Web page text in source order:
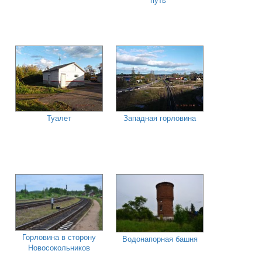
Туалет Западная горловина
Горловина в сторону
Новосокольников
Водонапорная башня